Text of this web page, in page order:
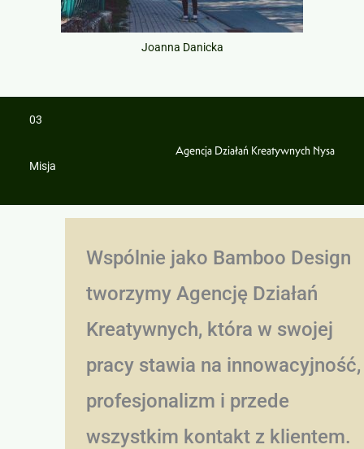
Joanna Danicka
03
Misja
Agencja Działań Kreatywnych Nysa
Wspólnie jako Bamboo Design
tworzymy Agencję Działań
Kreatywnych, która w swojej
pracy stawia na innowacyjność,
profesjonalizm i przede
wszystkim kontakt z klientem.